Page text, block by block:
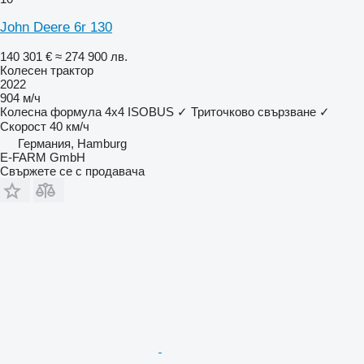
John Deere 6r 130
140 301 € ≈ 274 900 лв.
Колесен трактор
2022
904 м/ч
Колесна формула 4x4 ISOBUS ✓ Триточково свързване ✓
Скорост 40 км/ч
Германия, Hamburg
E-FARM GmbH
Свържете се с продавача